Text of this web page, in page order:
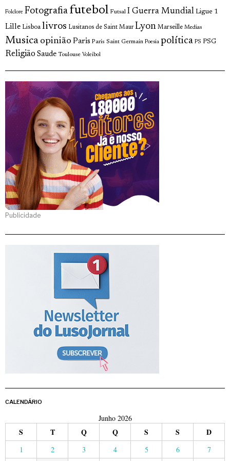
Folclore Fotografia futebol Futsal I Guerra Mundial Ligue 1
Lille Lisboa livros Lusitanos de Saint Maur Lyon Marseille Medias
Musica opinião Paris Paris Saint Germain Poesia política PS PSG
Religião Saude Toulouse Voleibol
Publicidade
CALENDÁRIO
Junho 2026
S T Q Q S S D
1 2 3 4 5 6
7